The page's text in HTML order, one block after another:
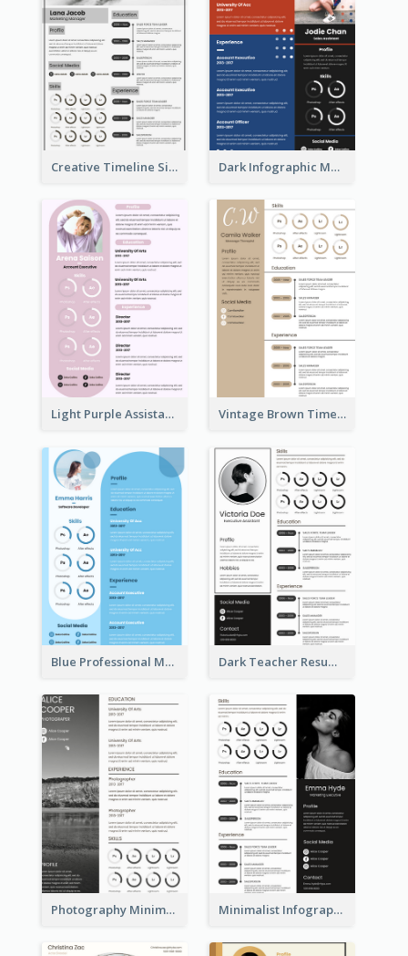
Creative Timeline Simple Resume Dark Infographic Marketing Assistant Resume
Light Purple Assistant Resume Vintage Brown Timeline Resume
Blue Professional Marketing Resume Dark Teacher Resume
Photography Minimalist Design Resume Minimalist Infographic Resume